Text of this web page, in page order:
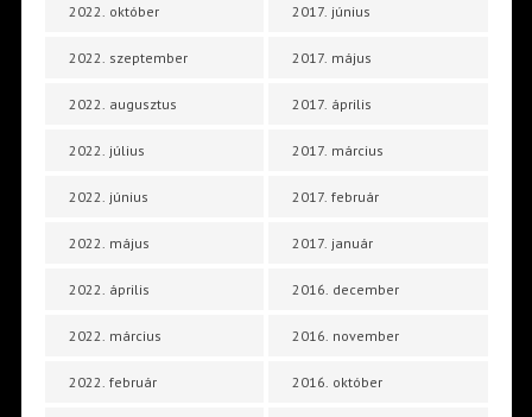
2022. október
2022. szeptember
2022. augusztus
2022. július
2022. június
2022. május
2022. április
2022. március
2022. február
2017. június
2017. május
2017. április
2017. március
2017. február
2017. január
2016. december
2016. november
2016. október